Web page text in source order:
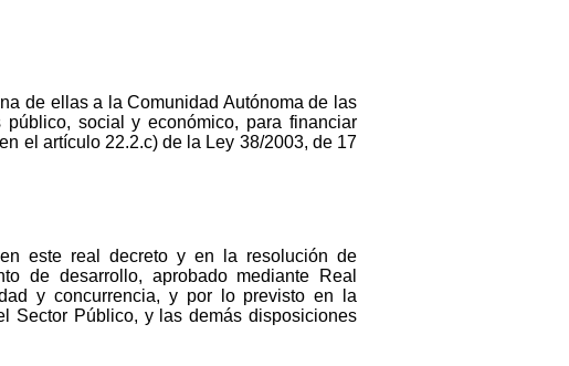
de ellas a la Comunidad Autónoma de las
social y económico, para financiar
el artículo 22.2.c) de la Ley 38/2003, de 17
este real decreto y en la resolución de
de desarrollo, aprobado mediante Real
y concurrencia, y por lo previsto en la
Sector Público, y las demás disposiciones